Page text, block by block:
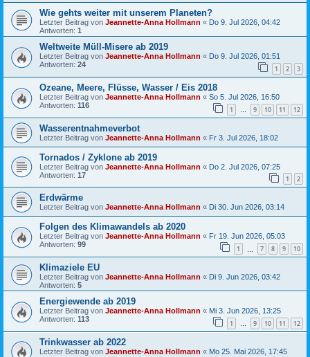
Wie gehts weiter mit unserem Planeten?
Letzter Beitrag von Jeannette-Anna Hollmann « Do 9. Jul 2026, 04:42
Antworten: 1
Weltweite Müll-Misere ab 2019
Letzter Beitrag von Jeannette-Anna Hollmann « Do 9. Jul 2026, 01:51
Antworten: 24 1 2 3
Ozeane, Meere, Flüsse, Wasser / Eis 2018
Letzter Beitrag von Jeannette-Anna Hollmann « So 5. Jul 2026, 16:50
Antworten: 116 1 … 9 10 11 12
Wasserentnahmeverbot
Letzter Beitrag von Jeannette-Anna Hollmann « Fr 3. Jul 2026, 18:02
Tornados / Zyklone ab 2019
Letzter Beitrag von Jeannette-Anna Hollmann « Do 2. Jul 2026, 07:25
Antworten: 17 1 2
Erdwärme
Letzter Beitrag von Jeannette-Anna Hollmann « Di 30. Jun 2026, 03:14
Folgen des Klimawandels ab 2020
Letzter Beitrag von Jeannette-Anna Hollmann « Fr 19. Jun 2026, 05:03
Antworten: 99 1 7 8 9 10
Klimaziele EU
Letzter Beitrag von Jeannette-Anna Hollmann « Di 9. Jun 2026, 03:42
Antworten: 5
Energiewende ab 2019
Letzter Beitrag von Jeannette-Anna Hollmann « Mi 3. Jun 2026, 13:25
Antworten: 113 1 … 9 10 11 12
Trinkwasser ab 2022
Letzter Beitrag von Jeannette-Anna Hollmann « Mo 25. Mai 2026, 17:45